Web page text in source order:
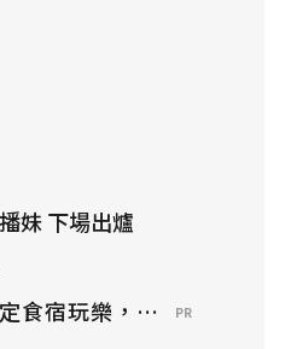
妹 下場出爐
食宿玩樂，省錢更省心！
PR